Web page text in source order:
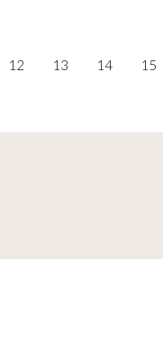
12 13 14 15